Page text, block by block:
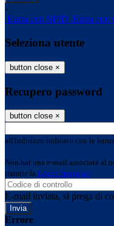
-
Entra con SPID Entra con
Seleziona utente
button close ×
Recupero password
button close ×
all'indirizzo indicato con le
Non hai una e-mail associata al
tramite la Login Spaggiari
E-mail inviata, si prega di
Errore